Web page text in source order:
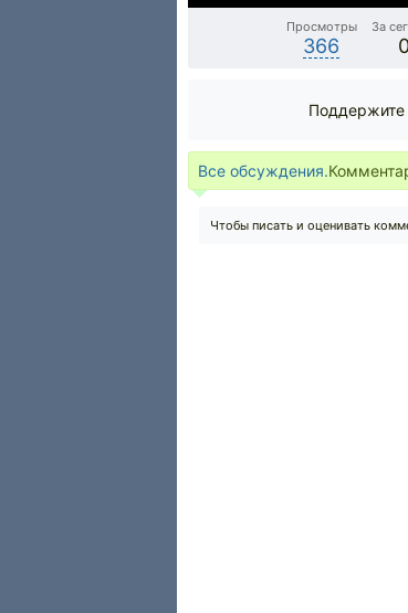
Просмотры
366
За
Поддержите
Все обсуждения.
Чтобы писать и оценивать